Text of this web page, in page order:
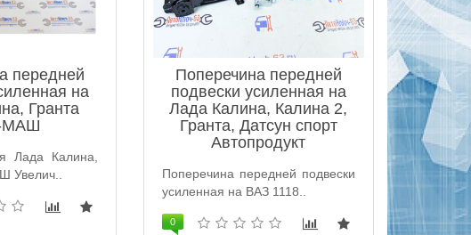
передней
на
Гранта
МАШ
Лада Калина,
Увелич..
Поперечина передней
подвески усиленная на
Лада Калина, Калина 2,
Гранта, Датсун спорт
Автопродукт
Поперечина передней подвески
усиленная на ВАЗ 1118..
0